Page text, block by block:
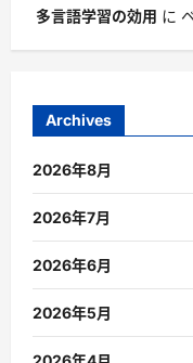
多言語学習の効用 に
Archives
2026年8月
2026年7月
2026年6月
2026年5月